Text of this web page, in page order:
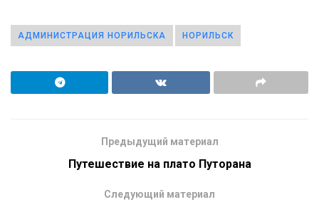
АДМИНИСТРАЦИЯ НОРИЛЬСКА НОРИЛЬСК
Предыдущий материал
Путешествие на плато Путорана
Следующий материал